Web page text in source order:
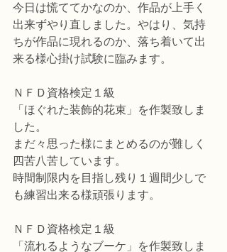
今日は慌ててかなのか、作品が上手く
出来ずやり直しました。やはり、気持
ちが作品に現れるのか、落ち着いて出
来る様心掛け試験に臨みます。
ＮＦＤ資格検定１級
「ほぐれた装飾的花束」を作製致しま
した。
まだ々思った様にまとめるのが難しく
四苦八苦しています。
時間制限内を目指し残り１週間少しで
も練習出来る様頑張ります。
ＮＦＤ資格検定１級
「流れるようなブーケ」を作製致しま